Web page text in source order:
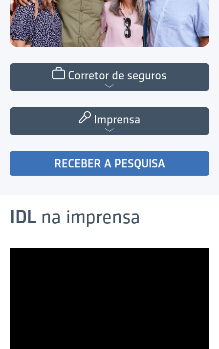
Corretor de seguros
Imprensa
RECEBER A PESQUISA
IDL na imprensa